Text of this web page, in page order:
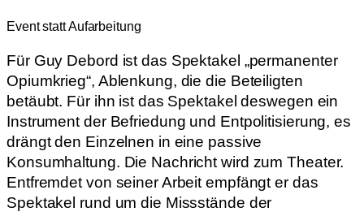
Event statt Aufarbeitung
Für Guy Debord ist das Spektakel „permanenter
Opiumkrieg“, Ablenkung, die die Beteiligten
betäubt. Für ihn ist das Spektakel deswegen ein
Instrument der Befriedung und Entpolitisierung, es
drängt den Einzelnen in eine passive
Konsumhaltung. Die Nachricht wird zum Theater.
Entfremdet von seiner Arbeit empfängt er das
Spektakel rund um die Missstände der